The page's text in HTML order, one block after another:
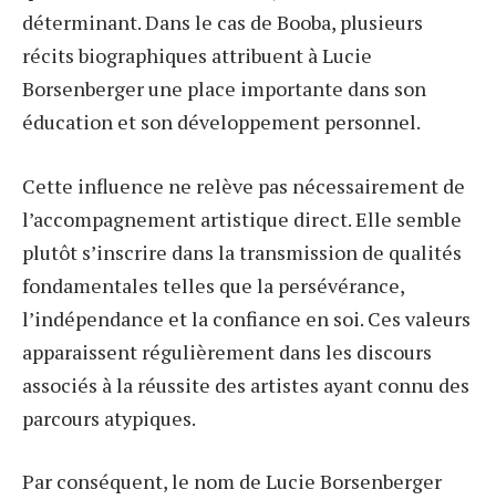
déterminant. Dans le cas de Booba, plusieurs
récits biographiques attribuent à Lucie
Borsenberger une place importante dans son
éducation et son développement personnel.
Cette influence ne relève pas nécessairement de
l’accompagnement artistique direct. Elle semble
plutôt s’inscrire dans la transmission de qualités
fondamentales telles que la persévérance,
l’indépendance et la confiance en soi. Ces valeurs
apparaissent régulièrement dans les discours
associés à la réussite des artistes ayant connu des
parcours atypiques.
Par conséquent, le nom de Lucie Borsenberger